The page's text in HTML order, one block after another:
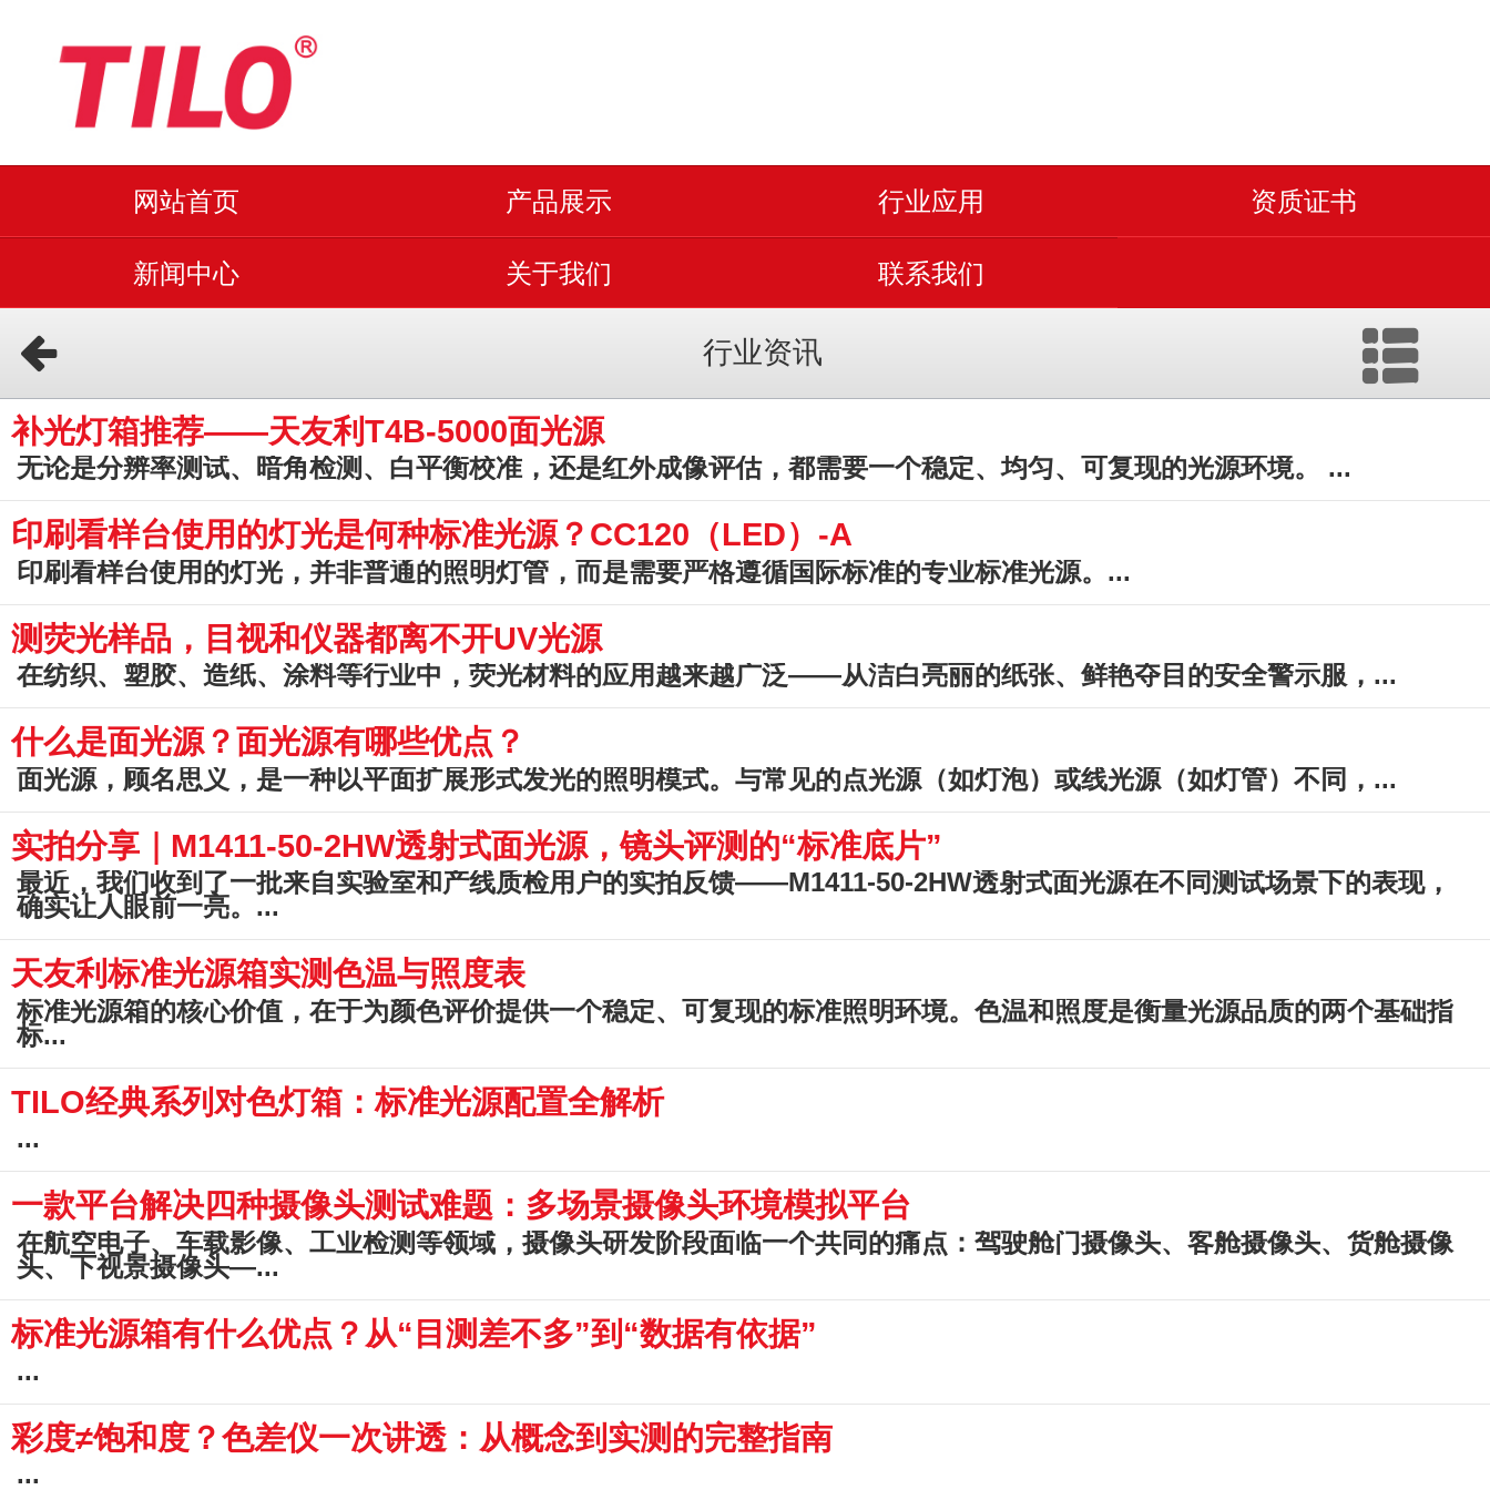
网站首页 产品展示 行业应用 资质证书
新闻中心 关于我们 联系我们
行业资讯
补光灯箱推荐——天友利T4B-5000面光源
无论是分辨率测试、暗角检测、白平衡校准，还是红外成像评估，都需要一个稳定、均匀、可复现的光源环境。 ...
印刷看样台使用的灯光是何种标准光源？CC120（LED）-A
印刷看样台使用的灯光，并非普通的照明灯管，而是需要严格遵循国际标准的专业标准光源。...
测荧光样品，目视和仪器都离不开UV光源
在纺织、塑胶、造纸、涂料等行业中，荧光材料的应用越来越广泛——从洁白亮丽的纸张、鲜艳夺目的安全警示服，...
什么是面光源？面光源有哪些优点？
面光源，顾名思义，是一种以平面扩展形式发光的照明模式。与常见的点光源（如灯泡）或线光源（如灯管）不同，...
实拍分享｜M1411-50-2HW透射式面光源，镜头评测的“标准底片”
最近，我们收到了一批来自实验室和产线质检用户的实拍反馈——M1411-50-2HW透射式面光源在不同测试场景下的表现，
确实让人眼前一亮。...
天友利标准光源箱实测色温与照度表
标准光源箱的核心价值，在于为颜色评价提供一个稳定、可复现的标准照明环境。色温和照度是衡量光源品质的两个基础指
标...
TILO经典系列对色灯箱：标准光源配置全解析
...
一款平台解决四种摄像头测试难题：多场景摄像头环境模拟平台
在航空电子、车载影像、工业检测等领域，摄像头研发阶段面临一个共同的痛点：驾驶舱门摄像头、客舱摄像头、货舱摄像
头、下视景摄像头—...
标准光源箱有什么优点？从“目测差不多”到“数据有依据”
...
彩度≠饱和度？色差仪一次讲透：从概念到实测的完整指南
...